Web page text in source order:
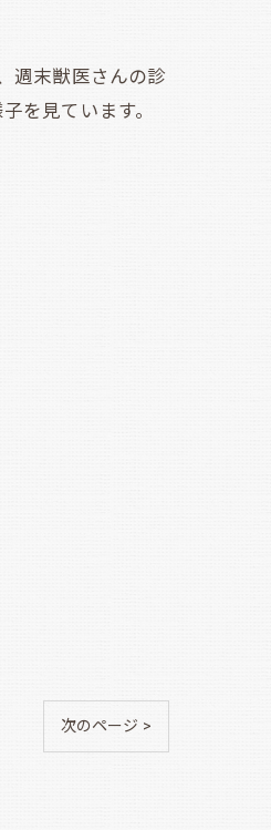
週末獣医さんの診
を見ています。
次のページ >